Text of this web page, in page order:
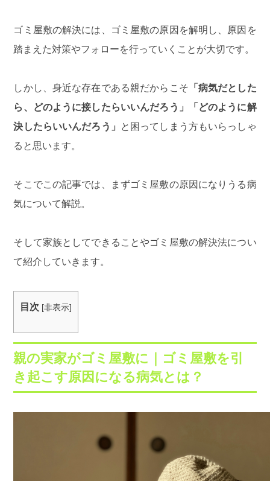
ゴミ屋敷の解決には、ゴミ屋敷の原因を解明し、原因を
踏まえた対策やフォローを行っていくことが大切です。
しかし、身近な存在である親だからこそ 「病気だとした
ら、どのように接したらいいんだろう」「どのように解
決したらいいんだろう」
と困ってしまう方もいらっしゃ
ると思います。
そこでこの記事では、まずゴミ屋敷の原因になりうる病
気について解説。
そして家族としてできることやゴミ屋敷の解決法につい
て紹介していきます。
目次 [非表示]
親の実家がゴミ屋敷に｜ゴミ屋敷を引
き起こす原因になる病気とは？